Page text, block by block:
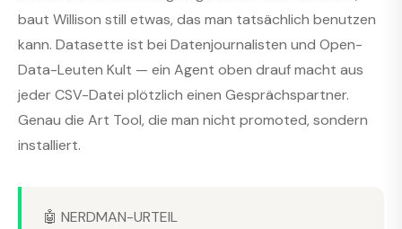
baut Willison still etwas, das man tatsächlich benutzen
kann. Datasette ist bei Datenjournalisten und Open-
Data-Leuten Kult — ein Agent oben drauf macht aus
jeder CSV-Datei plötzlich einen Gesprächspartner.
Genau die Art Tool, die man nicht promoted, sondern
installiert.
🤖 NERDMAN-URTEIL